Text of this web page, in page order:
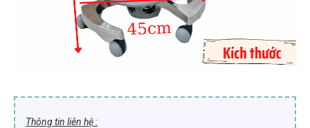
Thông tin liên hệ :